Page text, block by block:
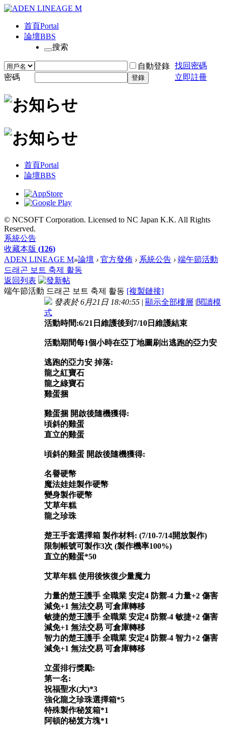
首頁Portal
論壇BBS
搜索
自動登錄 找回密碼
密碼
登錄 立即註冊
首頁Portal
論壇BBS
© NCSOFT Corporation. Licensed to NC Japan K.K. All Rights
Reserved.
系統公告
收藏本版 (126)
ADEN LINEAGE M»論壇 › 官方發佈 › 系統公告 › 端午節活動
드래곤 보트 축제 활동
返回列表
端午節活動 드래곤 보트 축제 활동 [複製鏈接]
發表於 6月21日 18:40:55 | 顯示全部樓層 |閱讀模
式
活動時間:6/21日維護後到7/10日維護結束
活動期間每1個小時在亞丁地圖刷出逃跑的亞力安
逃跑的亞力安 掉落:
龍之紅寶石
龍之綠寶石
雞蛋捆
雞蛋捆 開啟後隨機獲得:
頃斜的雞蛋
直立的雞蛋
頃斜的雞蛋 開啟後隨機獲得:
名譽硬幣
魔法娃娃製作硬幣
變身製作硬幣
艾草年糕
龍之珍珠
楚王手套選擇箱 製作材料: (7/10-7/14開放製作)
限制帳號可製作3次 (製作機率100%)
直立的雞蛋*50
艾草年糕 使用後恢復少量魔力
力量的楚王護手 全職業 安定4 防禦-4 力量+2 傷害
減免+1 無法交易 可倉庫轉移
敏捷的楚王護手 全職業 安定4 防禦-4 敏捷+2 傷害
減免+1 無法交易 可倉庫轉移
智力的楚王護手 全職業 安定4 防禦-4 智力+2 傷害
減免+1 無法交易 可倉庫轉移
立蛋排行獎勵:
第一名:
祝福聖水(大)*3
強化龍之珍珠選擇箱*5
特殊製作秘笈箱*1
阿頓的秘笈方塊*1